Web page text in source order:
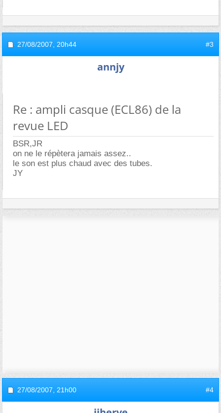
27/08/2007, 20h44 #3
annjy
Re : ampli casque (ECL86) de la
revue LED
BSR,JR
on ne le répètera jamais assez..
le son est plus chaud avec des tubes.
JY
27/08/2007, 21h00 #4